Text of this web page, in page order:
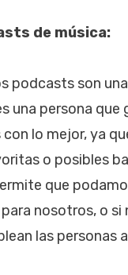
de música:
podcasts son
una persona
lo mejor, ya
o posibles
que
nosotros, o si
las personas